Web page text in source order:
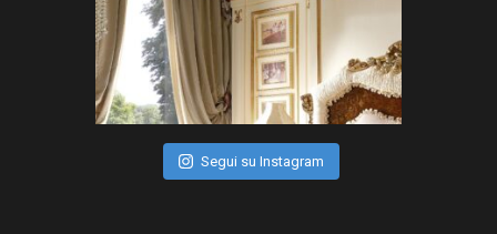
Segui su Instagram